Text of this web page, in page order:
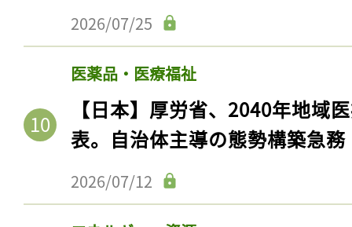
IT・ビジネスサービス
【日本】ガートナー、Claude
キュリティで提言。脅威エク
2026/07/25
医薬品・医療福祉
【日本】厚労省、2040年地域